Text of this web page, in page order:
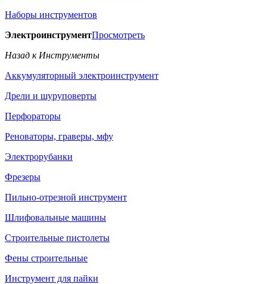
Наборы инструментов
ЭлектроинструментПросмотреть
Назад к Инструменты
Аккумуляторный электроинструмент
Дрели и шуруповерты
Перфораторы
Реноваторы, граверы, мфу
Электрорубанки
Фрезеры
Пильно-отрезной инструмент
Шлифовальные машины
Строительные пистолеты
Фены строительные
Инструмент для пайки